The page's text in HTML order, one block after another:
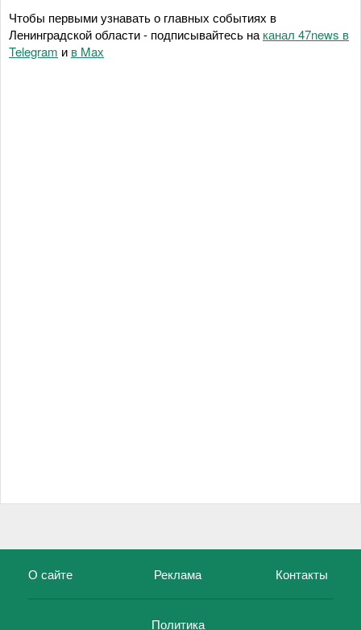
Чтобы первыми узнавать о главных событиях в
Ленинградской области - подписывайтесь на канал 47news в
Telegram и в Maх
О сайте Реклама Контакты
Политика